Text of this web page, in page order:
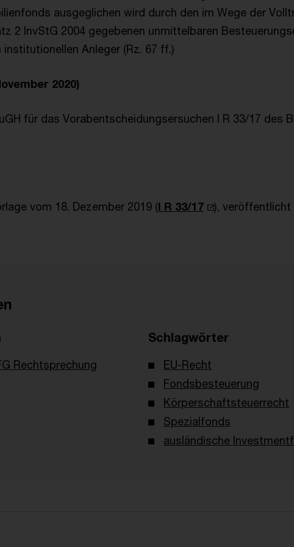
ausgeglichen wird durch den im Wege der
2 InvStG 2004 gegebenen unmittelbaren
institutionellen Anleger (Rz. 67 ff.)
2020)
für das Vorabentscheidungsersuchen I R 33/17 des
vom 18. Dezember 2019 (I R 33/17
), veröffentlicht
Rechtsprechung
Schlagwörter
EU-Recht
Fondsbesteuerung
Körperschaftsteuerrecht
Spezialfonds
ausländische